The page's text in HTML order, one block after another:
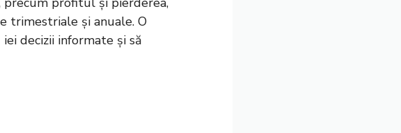
trimestriale și anuale. O
decizii informate și să